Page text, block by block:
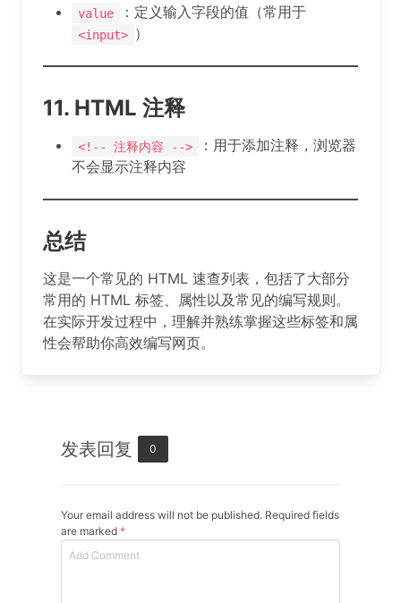
value ：定义输入字段的值（常用于
<input> ）
11. HTML 注释
<!-- 注释内容 -->
：用于添加注释，浏览器
不会显示注释内容
总结
这是一个常见的 HTML 速查列表，包括了大部分
常用的 HTML 标签、属性以及常见的编写规则。
在实际开发过程中，理解并熟练掌握这些标签和属
性会帮助你高效编写网页。
发表回复 0
Your email address will not be published. Required fields
are marked *